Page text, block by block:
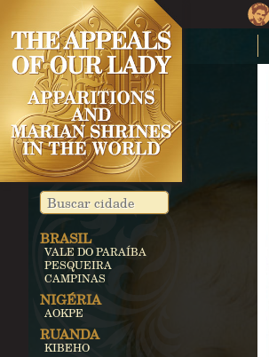
BRASIL
VALE DO PARAÍBA
PESQUEIRA
CAMPINAS
NIGÉRIA
AOKPE
RUANDA
KIBEHO